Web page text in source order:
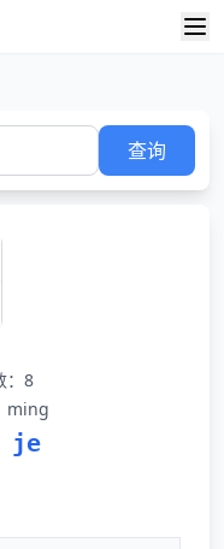
查询
：8
ming
je